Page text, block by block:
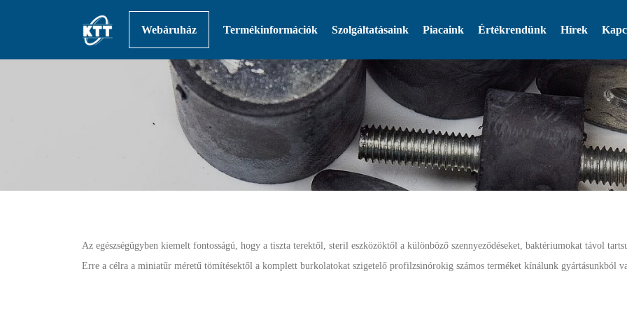
Webáruház Termékinformációk Szolgáltatásaink Piacaink Értékrendünk Hírek
Az egészségügyben kiemelt fontosságú, hogy a tiszta terektől, steril eszközöktől a különböző szennyeződéseket, baktériumokat távol
Erre a célra a miniatűr méretű tömítésektől a komplett burkolatokat szigetelő profilzsinórokig számos terméket kínálunk gyártásunkból